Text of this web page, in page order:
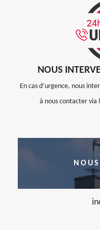
NOUS
En cas d’urgence, nous
à nous contacter via